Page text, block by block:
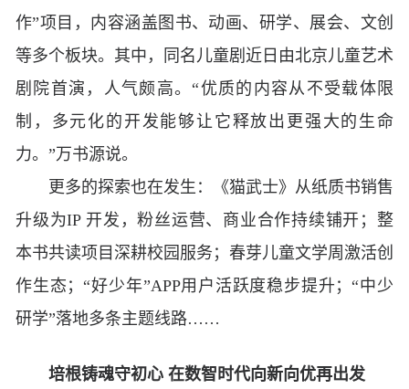
作”项目，内容涵盖图书、动画、研学、展会、文创
等多个板块。其中，同名儿童剧近日由北京儿童艺术
剧院首演，人气颇高。“优质的内容从不受载体限
制，多元化的开发能够让它释放出更强大的生命
力。”万书源说。
更多的探索也在发生：《猫武士》从纸质书销售
升级为IP 开发，粉丝运营、商业合作持续铺开；整
本书共读项目深耕校园服务；春芽儿童文学周激活创
作生态；“好少年”APP用户活跃度稳步提升；“中少
研学”落地多条主题线路……
培根铸魂守初心 在数智时代向新向优再出发